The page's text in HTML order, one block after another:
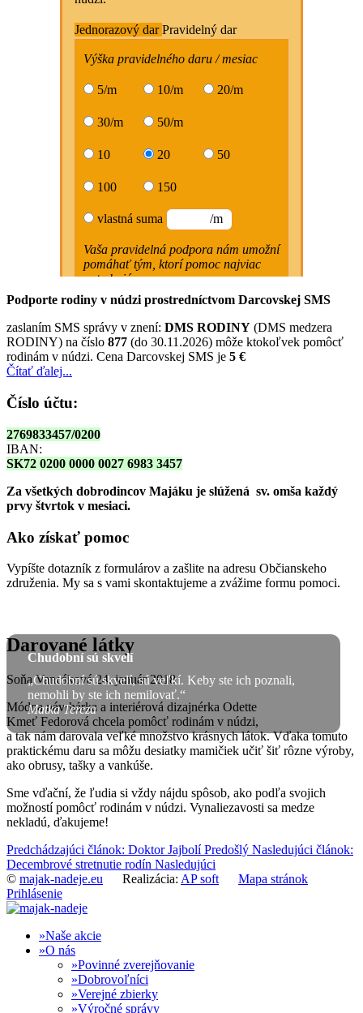
Podporte rodiny v núdzi prostredníctvom Darcovskej SMS
zaslaním SMS správy v znení: DMS RODINY (DMS medzera
RODINY) na číslo 877 (do 30.11.2026) môže ktokoľvek pomôcť
rodinám v núdzi. Cena Darcovskej SMS je 5 €
Čítať ďalej...
Číslo účtu:
2769833457/0200
IBAN:
SK72 0200 0000 0027 6983 3457
Za všetkých dobrodincov Majáku je slúžená sv. omša každý
prvy štvrtok v mesiaci.
Ako získať pomoc
Vypíšte dotazník z formulárov a zašlite na adresu Občianskeho
združenia. My sa s vami skontaktujeme a zvážime formu pomoci.
Chudobní sú skvelí
„Chudobní sú skvelí, sú veľkí. Keby ste ich poznali,
nemohli by ste ich nemilovať.“
Matka Tereza
Darované látky
Soňa Vancáková 24. január 2018
Módna návrhárka a interiérová dizajnérka Odette
Kmeť Fedorová chcela pomôcť rodinám v núdzi,
a tak nám darovala veľké množstvo krásnych látok. Vďaka tomuto
praktickému daru sa môžu desiatky mamičiek učiť šiť rôzne výroby,
ako obrusy, tašky a vankúše.
Sme vďační, že ľudia si vždy nájdu spôsob, ako podľa svojich
možností pomôcť rodinám v núdzi. Vynaliezavosti sa medze
nekladú, ďakujeme!
Predchádzajúci článok: Doktor JajbolíPredošlý Nasledujúci článok:
Decembrové stretnutie rodín Nasledujúci
© majak-nadeje.eu Realizácia: AP soft
Mapa stránok
Prihlásenie
Naše akcie
O nás
Povinné zverejňovanie
Dobrovoľníci
Verejné zbierky
Výročné správy